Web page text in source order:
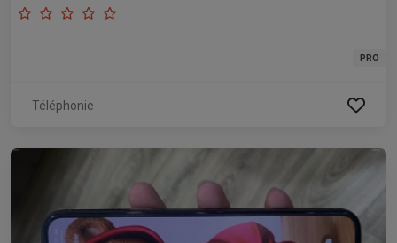
PRO
Téléphonie